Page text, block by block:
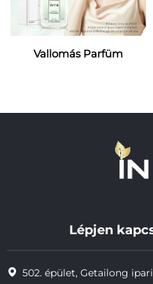
Vallomás Parfüm
Lépjen
502. épület, Getailong